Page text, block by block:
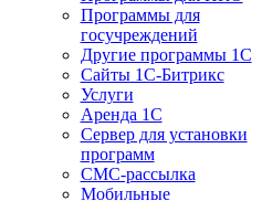
Программы для
госучреждений
Другие программы 1С
Сайты 1С-Битрикс
Услуги
Аренда 1С
Сервер для установки
программ
СМС-рассылка
Мобильные